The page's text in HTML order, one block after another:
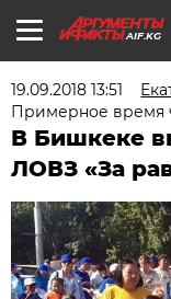
AIF.KG
19.09.2018 13:51
Примерное время
В Бишкеке
ЛОВЗ «За